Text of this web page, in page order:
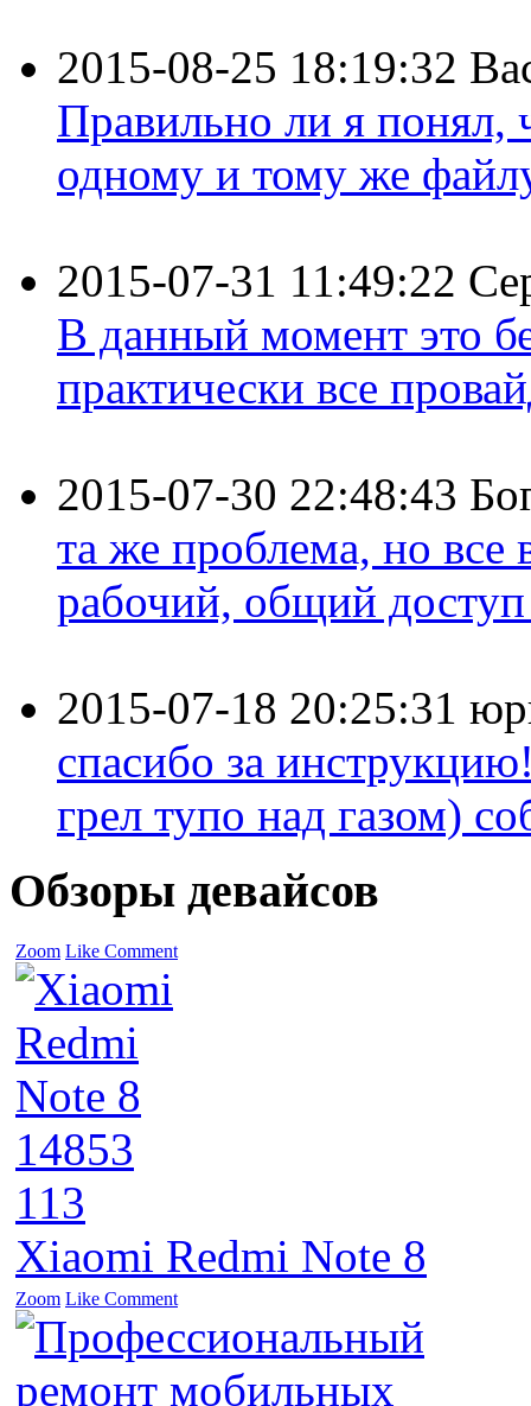
2015-08-25 18:19:32
Правильно ли я понял,
одному и тому же
2015-07-31 11:49:22
В данный момент это
практически все
2015-07-30 22:48:43
та же проблема, но все
рабочий, общий доступ
2015-07-18 20:25:31
спасибо за
грел тупо над газом)
Обзоры девайсов
Zoom Like Comment
14853
113
Xiaomi Redmi Note 8
Zoom Like Comment